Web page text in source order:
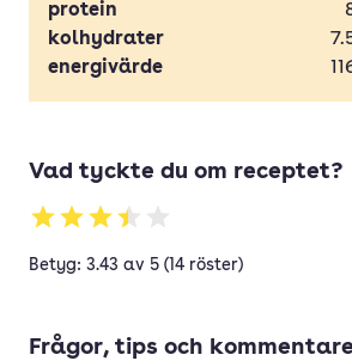
protein
kolhydrater
energivärde
Vad tyckte du om receptet?
Betyg: 3.43 av 5 (14 röster)
Frågor, tips och